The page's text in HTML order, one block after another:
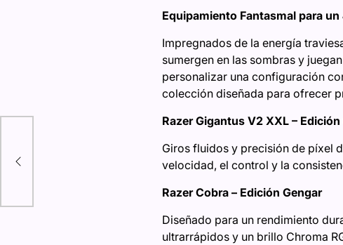
Equipamiento Fantasmal para
Impregnados de la energía
sumergen en las sombras y
personalizar una configuración
colección diseñada para ofrecer
Razer Gigantus V2 XXL – Edición
Giros fluidos y precisión de píxel
velocidad, el control y la
Razer Cobra – Edición Gengar
Diseñado para un rendimiento
ultrarrápidos y un brillo Chroma